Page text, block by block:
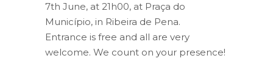
7th June, at 21h00, at Praça do
Município, in Ribeira de Pena.
Entrance is free and all are very
welcome. We count on your presence!